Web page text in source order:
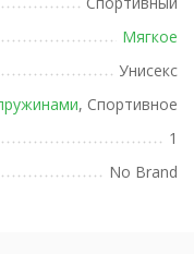
Мягкое
Унисекс
, Спортивное
1
No Brand